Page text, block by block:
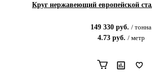
Круг нержавеющий европейской
149 330 руб. / тонна
4.73руб. / метр